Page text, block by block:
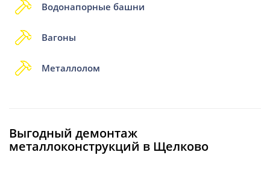
Водонапорные башни
Вагоны
Металлолом
Выгодный демонтаж
металлоконструкций в Щелково